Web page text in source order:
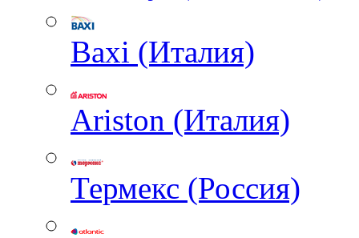
Baxi (Италия)
Ariston (Италия)
Термекс (Россия)